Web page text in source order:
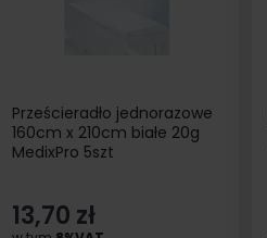
Prześcieradło jednorazowe
160cm x 210cm białe 20g
MedixPro 5szt
13,70 zł